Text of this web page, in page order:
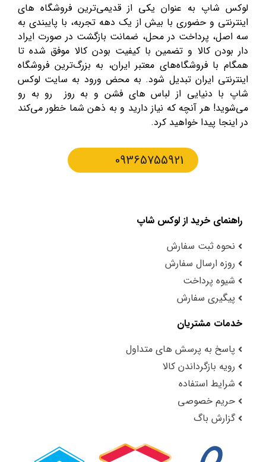
لوکس شاپ به عنوان یکی از قدیمی‌ترین فروشگاه های
اینترنتی و حضوری با بیش از یک دهه تجربه، با پایبندی به
سه اصل، پرداخت در محل، ضمانت بازگشت در صورت ایراد
دار بودن کالا و تضمین با کیفیت بودن کالا موفق شده تا
همگام با فروشگاه‌های معتبر ایران، به بزرگ‌ترین فروشگاه
اینترنتی ایران تبدیل شود. به محض ورود به سایت لوکس
شاپ با دنیایی از لباس های فشن و به روز رو به رو
می‌شوید! هر آنچه که نیاز دارید و به ذهن شما خطور می‌کند
در اینجا پیدا خواهید کرد.
09365755921
راهنمای خرید از لوکس شاپ
نحوه ثبت سفارش
روزه ارسال سفارش
شیوه پرداخت
پیگیری سفارش
خدمات مشتریان
پاسخ به پرسش های متداول
رویه بازگرداندن کالا
شرایط استفاده
حریم خصوصی
گزارش باگ